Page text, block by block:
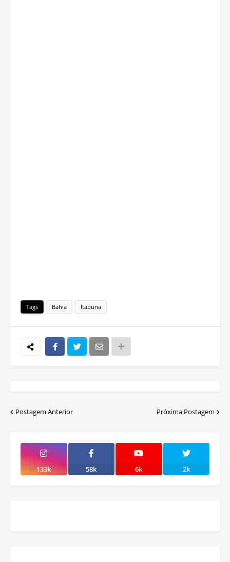
Tags Bahia Itabuna
Postagem Anterior Próxima Postagem
133k 58k 6k 2k